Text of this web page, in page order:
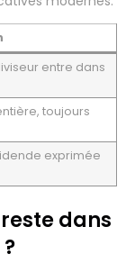
entre dans
toujours
exprimée
dans